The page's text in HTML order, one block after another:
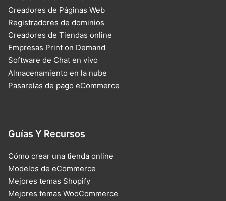
Guías Y Recursos
Cómo crear una tienda online
Modelos de eCommerce
Mejores temas Shopify
Mejores temas WooCommerce
Creadores de Páginas Web
Registradores de dominios
Creadores de Tiendas online
Empresas Print on Demand
Software de Chat en vivo
Almacenamiento en la nube
Pasarelas de pago eCommerce